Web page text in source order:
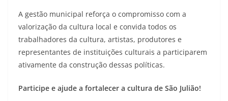
A gestão municipal reforça o compromisso com a
valorização da cultura local e convida todos os
trabalhadores da cultura, artistas, produtores e
representantes de instituições culturais a participarem
ativamente da construção dessas políticas.
Participe e ajude a fortalecer a cultura de São Julião!